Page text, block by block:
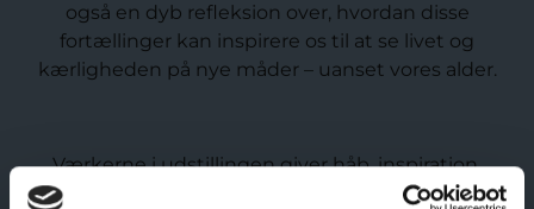
også en dyb refleksion over, hvordan disse
fortællinger kan inspirere os til at se livet og
kærligheden på nye måder – uanset vores alder.
Værkerne i udstillingen giver håb, inspiration,
måske endda et smil på læben, ligesom der vil